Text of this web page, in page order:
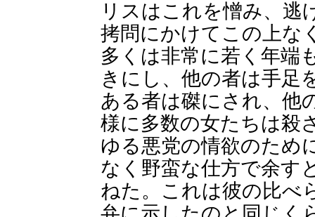
リスはこれを憎み、逃
拷問にかけてこの上な
多くは非常に若く年端
きにし、他の者は手足
ある者は磔にされ、他
様に多数の女たちは殺
ゆる悪党の情欲のため
なく野蛮な仕方で余す
ねた。これは彼の比べ